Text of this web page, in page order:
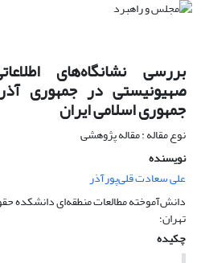
بررسی نشانگاه‌‌‌های
صهیونیستی‌‌‌ در جمهوری
جمهوری اسلامی ایران
نوع مقاله : مقاله پژوهشی
نویسنده
علی سعادت قلی‌‌‌پور‌‌‌آذر
دانش‌آموخته مطالعات منطقه‌ای دانشکده
تهران؛
چکیده